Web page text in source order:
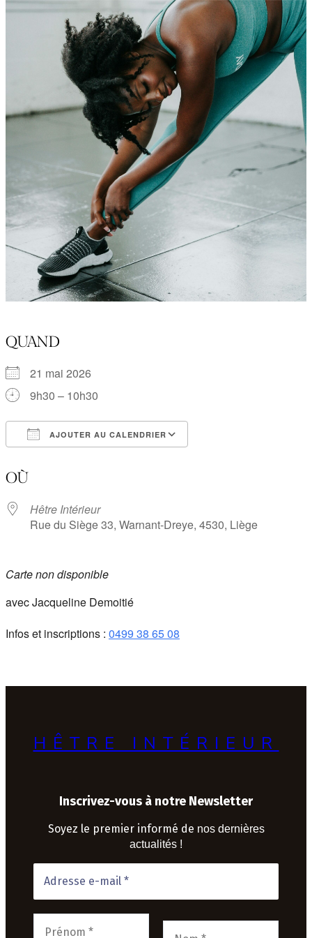
QUAND
21 mai 2026
9h30 – 10h30
AJOUTER AU CALENDRIER
OÙ
Hêtre Intérieur
Rue du Siège 33, Warnant-Dreye, 4530, Liège
Carte non disponible
avec Jacqueline Demoitié
Infos et inscriptions : 0499 38 65 08
HÊTRE INTÉRIEUR
Inscrivez-vous à notre Newsletter
Soyez le premier informé de nos dernières
actualités !